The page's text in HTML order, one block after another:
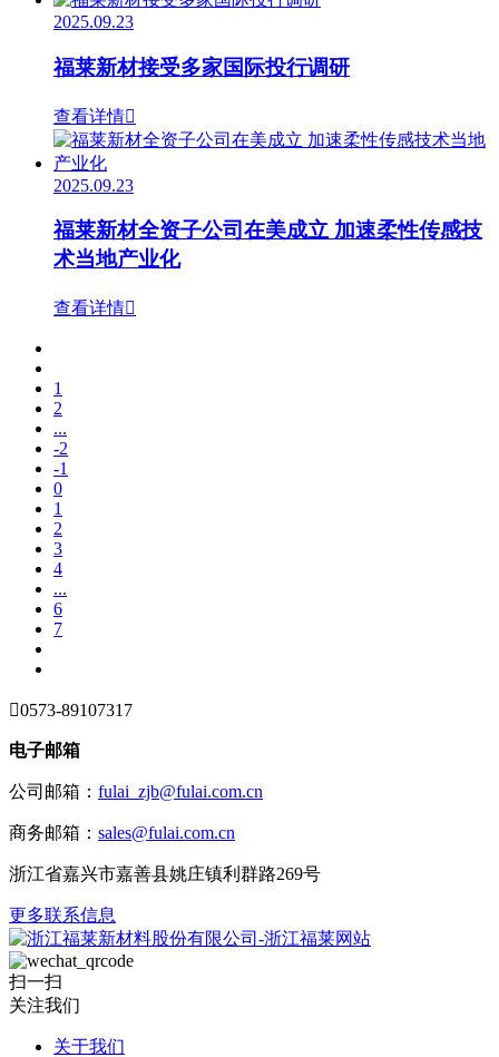
2025.09.23
福莱新材接受多家国际投行调研
查看详情
2025.09.23
福莱新材全资子公司在美成立 加速柔性传感技
术当地产业化
查看详情
1
2
...
-2
-1
0
1
2
3
4
...
6
7
0573-89107317
电子邮箱
公司邮箱： fulai_zjb@fulai.com.cn
商务邮箱： sales@fulai.com.cn
浙江省嘉兴市嘉善县姚庄镇利群路269号
更多联系信息
扫一扫
关注我们
关于我们